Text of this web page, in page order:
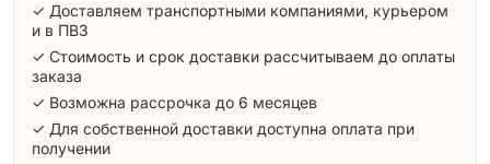
✓ Доставляем транспортными компаниями, курьером
и в ПВЗ
✓ Стоимость и срок доставки рассчитываем до оплаты
заказа
✓ Возможна рассрочка до 6 месяцев
✓ Для собственной доставки доступна оплата при
получении